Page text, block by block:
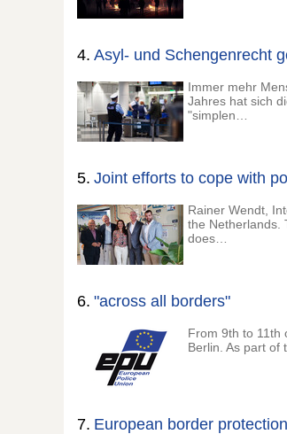
4. Asyl- und Schengenrecht
Immer mehr
Jahres hat sich
"simplen…
5. Joint efforts to cope with
Rainer Wendt,
the Netherlands.
does…
6. "across all borders"
From 9th to 11th
Berlin. As part of
7. European border